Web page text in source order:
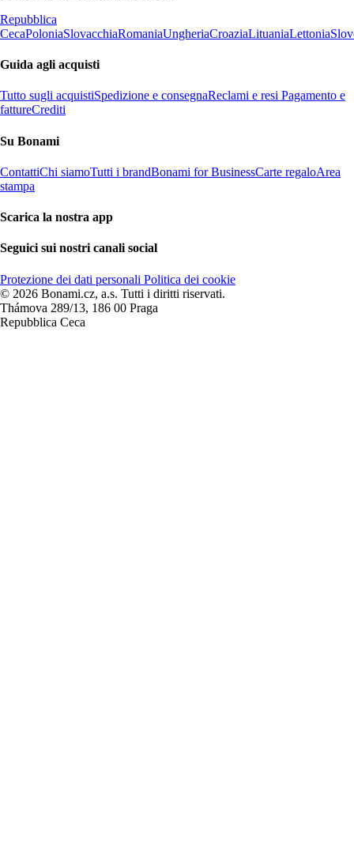
Repubblica
CecaPoloniaSlovacchiaRomaniaUngheriaCroaziaLituaniaLettonia
Guida agli acquisti
Tutto sugli acquistiSpedizione e consegnaReclami e resi Pagamento e
fattureCrediti
Su Bonami
ContattiChi siamoTutti i brandBonami for BusinessCarte regaloArea
stampa
Scarica la nostra app
Seguici sui nostri canali social
Protezione dei dati personali Politica dei cookie
© 2026 Bonami.cz, a.s. Tutti i diritti riservati.
Thámova 289/13, 186 00 Praga
Repubblica Ceca